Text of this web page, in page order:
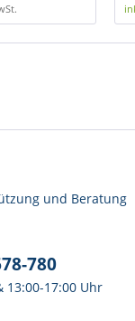
und Beratung
780
13:00-17:00 Uhr